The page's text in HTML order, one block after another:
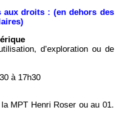
aux droits : (en dehors des
d’exploration ou de
à 17h30
MPT Henri Roser ou au 01.